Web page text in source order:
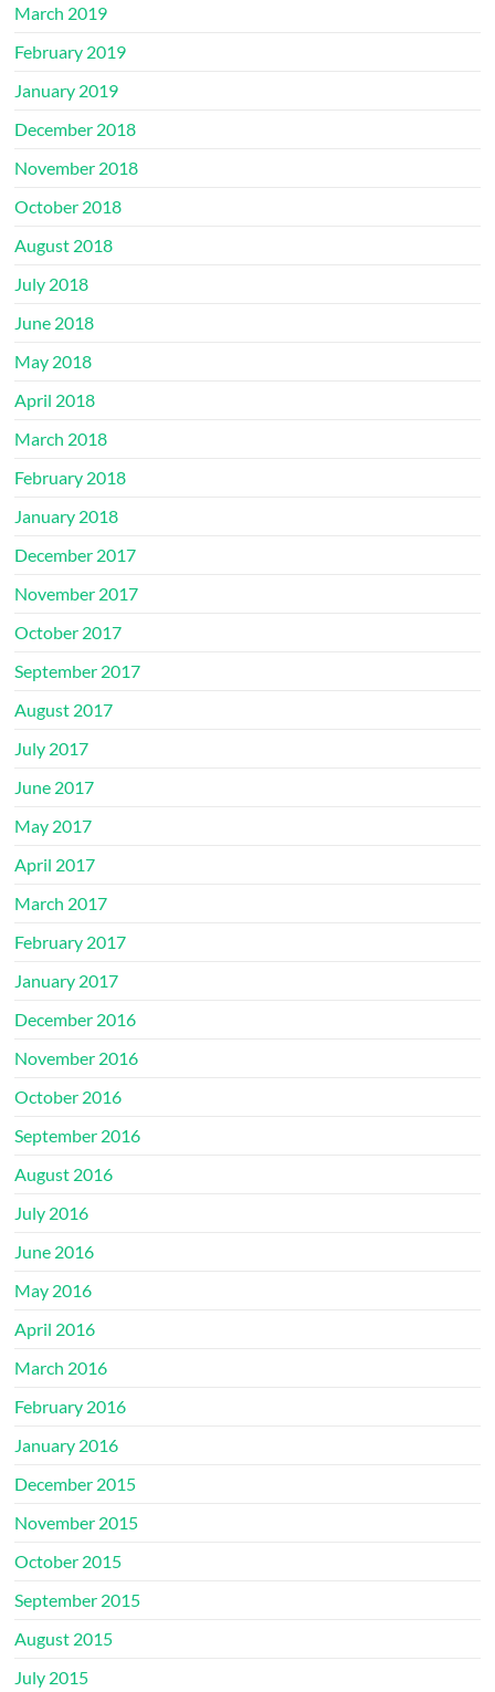
March 2019
February 2019
January 2019
December 2018
November 2018
October 2018
August 2018
July 2018
June 2018
May 2018
April 2018
March 2018
February 2018
January 2018
December 2017
November 2017
October 2017
September 2017
August 2017
July 2017
June 2017
May 2017
April 2017
March 2017
February 2017
January 2017
December 2016
November 2016
October 2016
September 2016
August 2016
July 2016
June 2016
May 2016
April 2016
March 2016
February 2016
January 2016
December 2015
November 2015
October 2015
September 2015
August 2015
July 2015